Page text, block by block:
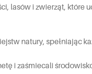
lasów i zwierząt, które
natury, spełniając
i zaśmiecali